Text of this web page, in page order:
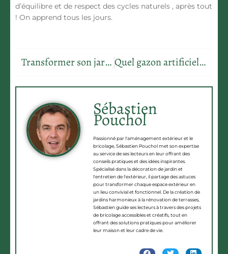
d’équilibre et de respect des cycles naturels , après tout
! On apprend tous les jours.
Transformer son jardin en véritable espace de vie grâce à un projet paysager bien conçu Quel gazon artificiel choisir selon son espace extérieur ?
Sébastien
Pouchol
Passionné par l'aménagement extérieur et le
bricolage, Sébastien Pouchol met son expertise
au service de ses lecteurs en leur offrant des
conseils pratiques et des idées inspirantes.
Spécialisé dans la décoration de jardin et
l'entretien de l'extérieur, il partage des astuces
pour transformer chaque espace extérieur en
un lieu convivial et fonctionnel. De la création de
jardins harmonieux à la rénovation de terrasses,
Sébastien guide ses lecteurs à travers des projets
de bricolage accessibles et créatifs, tout en
offrant des solutions pratiques pour améliorer
leur maison et leur cadre de vie.